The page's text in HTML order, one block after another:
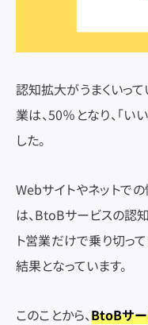
認知拡大がうまくいっ
業は、50％となり、「
した。
Webサイトやネットで
は、BtoBサービスの認
ト営業だけで乗り切っ
結果となっています。
このことから、BtoBサー